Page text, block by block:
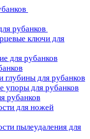
рубанков
ключи для
для рубанков
глубины для рубанков
упоры для рубанков
рубанков
для ножей
пылеудаления для